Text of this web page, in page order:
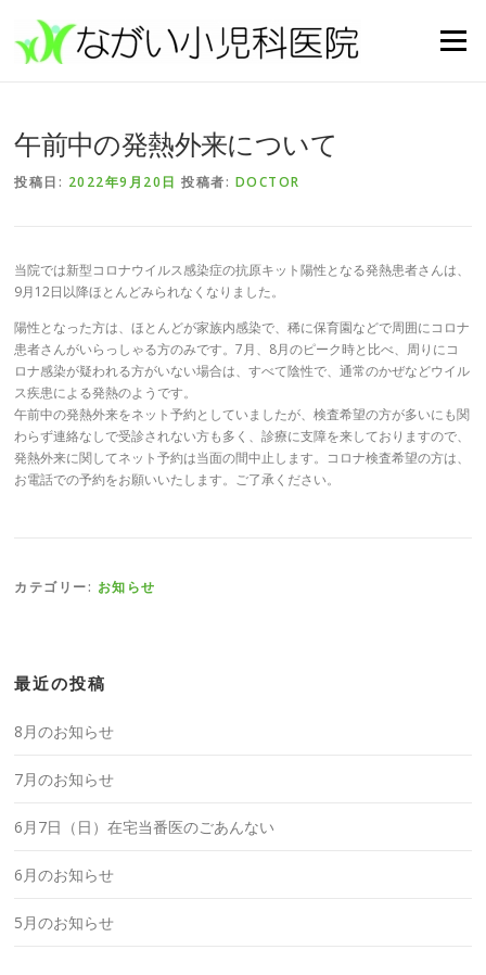
メニュー
午前中の発熱外来について
投稿日: 2022年9月20日 投稿者: DOCTOR
当院では新型コロナウイルス感染症の抗原キット陽性となる発熱患者さんは、
9月12日以降ほとんどみられなくなりました。
陽性となった方は、ほとんどが家族内感染で、稀に保育園などで周囲にコロナ
患者さんがいらっしゃる方のみです。7月、8月のピーク時と比べ、周りにコ
ロナ感染が疑われる方がいない場合は、すべて陰性で、通常のかぜなどウイル
ス疾患による発熱のようです。
午前中の発熱外来をネット予約としていましたが、検査希望の方が多いにも関
わらず連絡なしで受診されない方も多く、診療に支障を来しておりますので、
発熱外来に関してネット予約は当面の間中止します。コロナ検査希望の方は、
お電話での予約をお願いいたします。ご了承ください。
カテゴリー: お知らせ
最近の投稿
8月のお知らせ
7月のお知らせ
6月7日（日）在宅当番医のごあんない
6月のお知らせ
5月のお知らせ